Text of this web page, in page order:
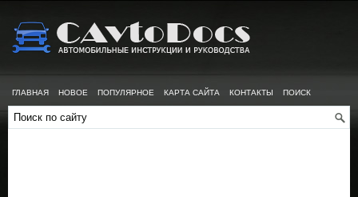
ГЛАВНАЯ НОВОЕ ПОПУЛЯРНОЕ КАРТА САЙТА КОНТАКТЫ ПОИСК